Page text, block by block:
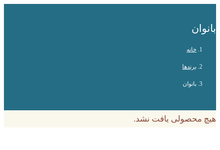
بانوان
خانه
برندها
بانوان
هیچ محصولی یافت نشد.